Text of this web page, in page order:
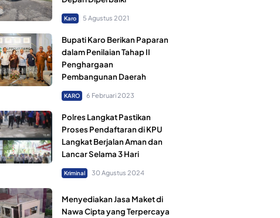
Karo 5 Agustus 2021
Bupati Karo Berikan Paparan
dalam Penilaian Tahap II
Penghargaan
Pembangunan Daerah
KARO 6 Februari 2023
Polres Langkat Pastikan
Proses Pendaftaran di KPU
Langkat Berjalan Aman dan
Lancar Selama 3 Hari
Kriminal 30 Agustus 2024
Menyediakan Jasa Maket di
Nawa Cipta yang Terpercaya